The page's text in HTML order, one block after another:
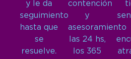
y le da
seguimiento
hasta que
se
resuelve.
contención
y
asesoramiento
las 24 hs,
los 365